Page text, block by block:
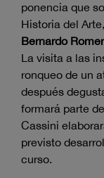
ponencia que
Historia del
Bernardo
La visita a las
ronqueo de un
después
formará parte
Cassini
previsto
curso.